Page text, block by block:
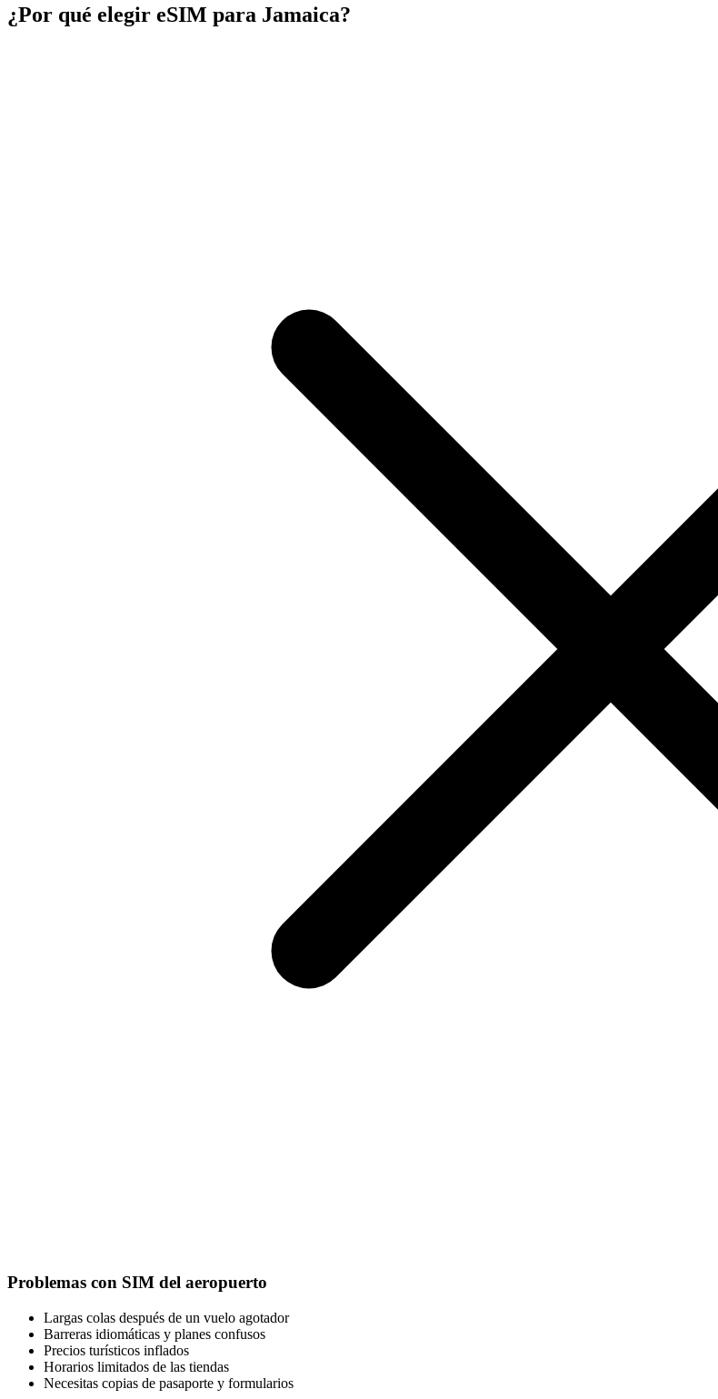
¿Por qué elegir eSIM para Jamaica?
Problemas con SIM del aeropuerto
Largas colas después de un vuelo agotador
Barreras idiomáticas y planes confusos
Precios turísticos inflados
Horarios limitados de las tiendas
Necesitas copias de pasaporte y formularios